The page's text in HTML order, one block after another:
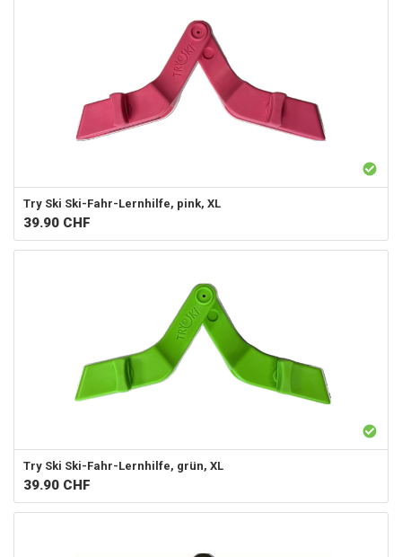
Try Ski Ski-Fahr-Lernhilfe, pink, XL
39.90 CHF
Try Ski Ski-Fahr-Lernhilfe, grün, XL
39.90 CHF